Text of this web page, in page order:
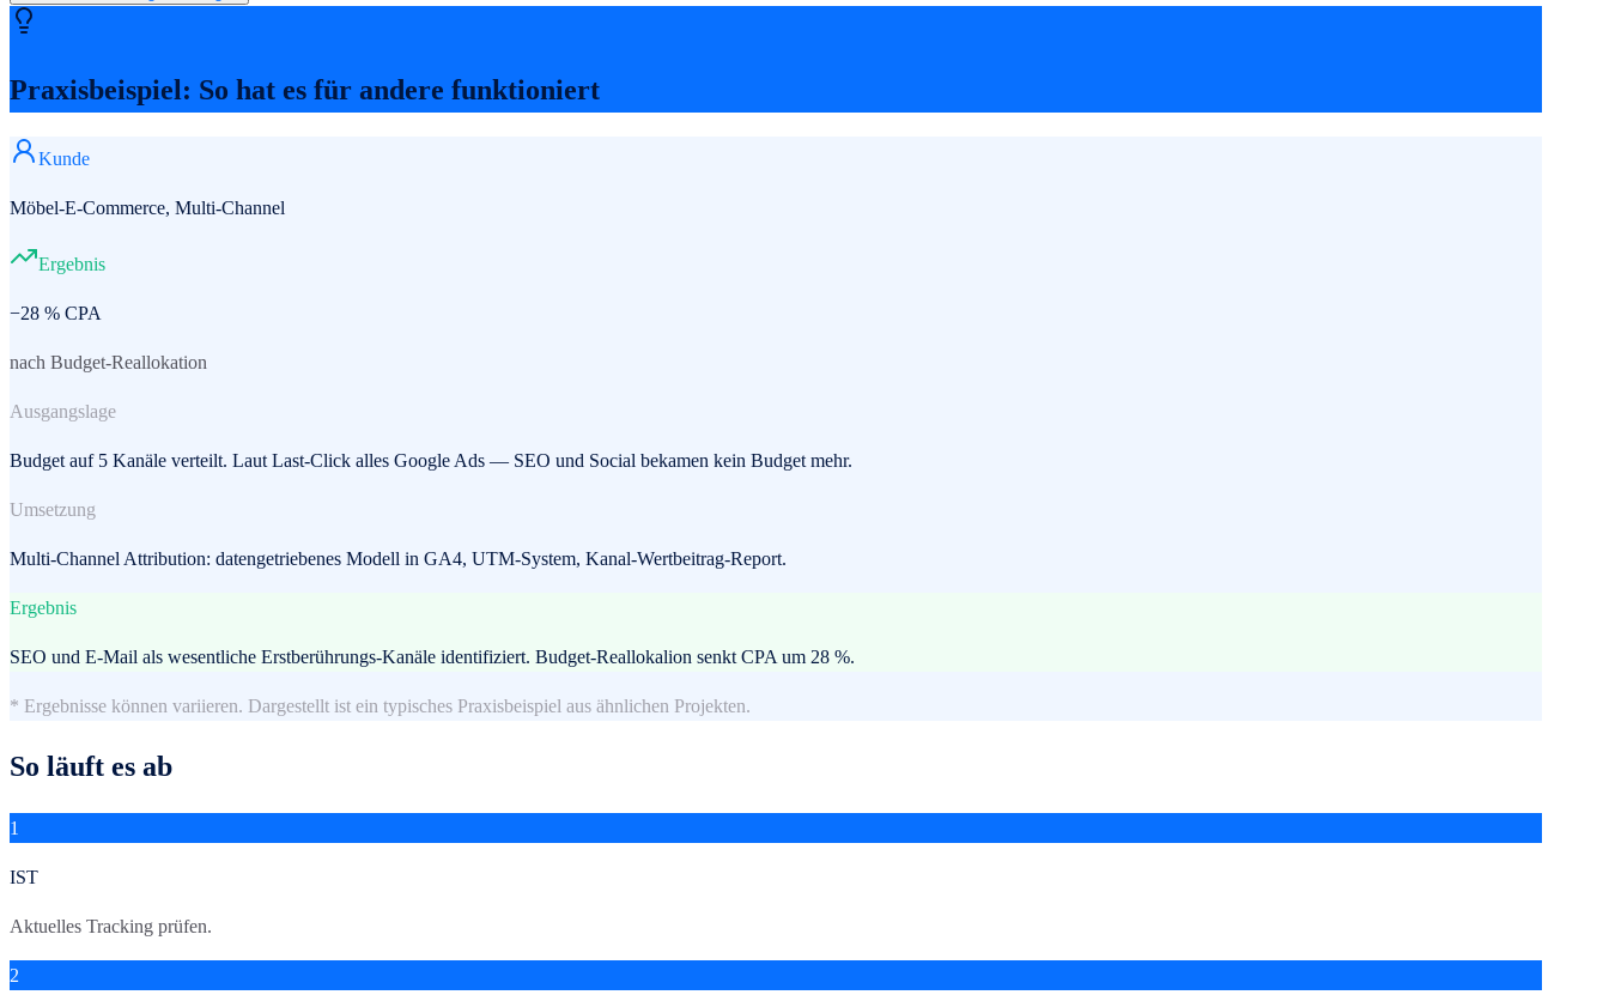
Praxisbeispiel: So hat es für andere funktioniert
Kunde
Möbel-E-Commerce, Multi-Channel
Ergebnis
−28 % CPA
nach Budget-Reallokation
Ausgangslage
Budget auf 5 Kanäle verteilt. Laut Last-Click alles Google Ads — SEO und Social bekamen kein Budget mehr.
Umsetzung
Multi-Channel Attribution: datengetriebenes Modell in GA4, UTM-System, Kanal-Wertbeitrag-Report.
Ergebnis
SEO und E-Mail als wesentliche Erstberührungs-Kanäle identifiziert. Budget-Reallokalion senkt CPA um 28 %.
* Ergebnisse können variieren. Dargestellt ist ein typisches Praxisbeispiel aus ähnlichen Projekten.
So läuft es ab
1
IST
Aktuelles Tracking prüfen.
2